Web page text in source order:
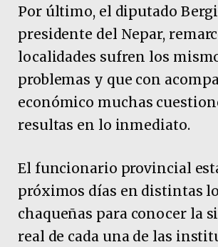
Por último, el diputado
presidente del Nepar,
localidades sufren los
problemas y que con
económico muchas
resultas en lo inmediato.
El funcionario provincial
próximos días en distintas
chaqueñas para conocer la
real de cada una de las